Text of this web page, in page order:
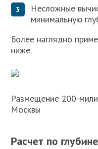
Несложные
минимальную
Более наглядно
ниже.
Размещение 200-
Москвы
Расчет по